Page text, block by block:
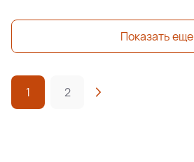
Показать еще
1 2